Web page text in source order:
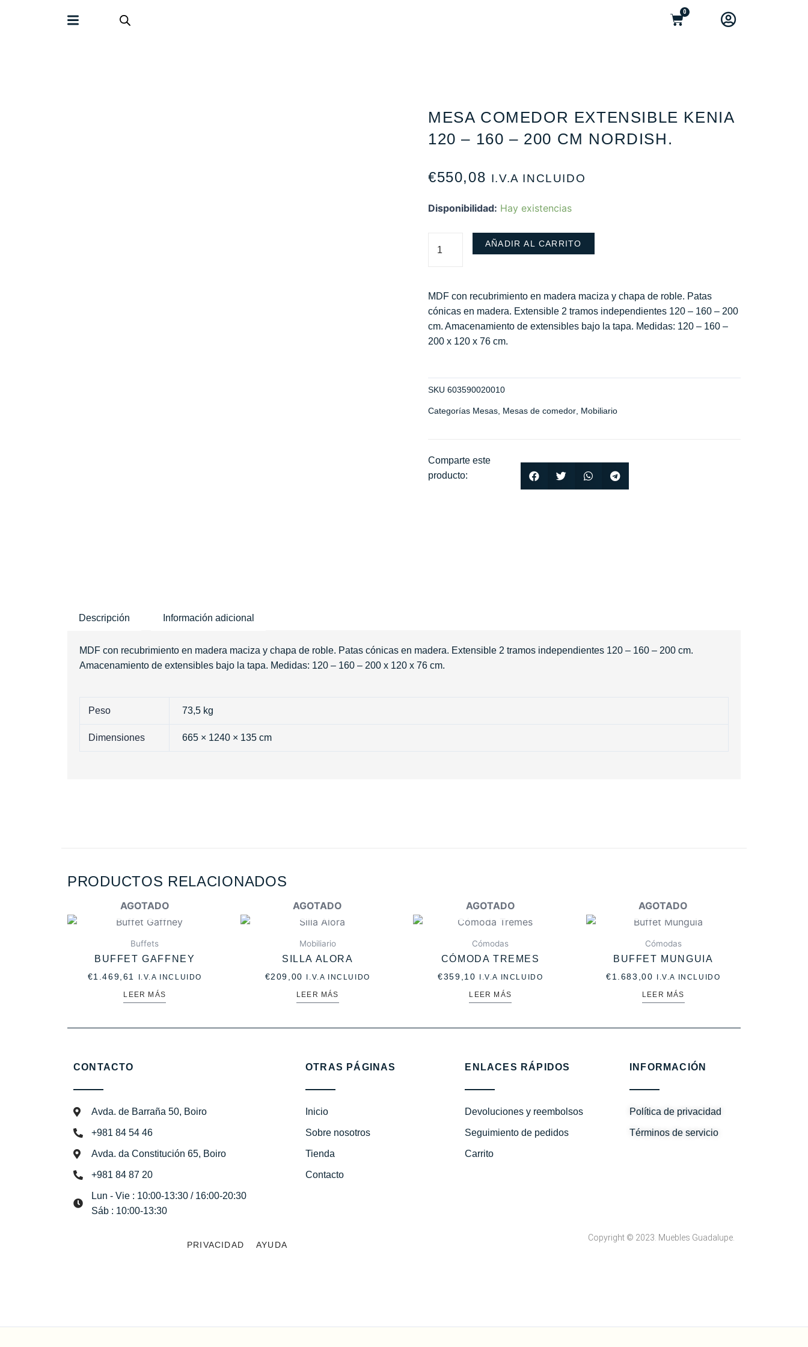
0
MESA COMEDOR EXTENSIBLE KENIA
120 – 160 – 200 CM NORDISH.
€550,08 I.V.A INCLUIDO
Disponibilidad: Hay existencias
AÑADIR AL CARRITO
MDF con recubrimiento en madera maciza y chapa de roble. Patas
cónicas en madera. Extensible 2 tramos independientes 120 – 160 – 200
cm. Amacenamiento de extensibles bajo la tapa. Medidas: 120 – 160 –
200 x 120 x 76 cm.
SKU 603590020010
Categorías Mesas Mesas de comedor Mobiliario
Comparte este
producto:
Descripción Información adicional
MDF con recubrimiento en madera maciza y chapa de roble. Patas cónicas en madera. Extensible 2 tramos independientes 120 – 160 – 200 cm.
Amacenamiento de extensibles bajo la tapa. Medidas: 120 – 160 – 200 x 120 x 76 cm.
Peso 73,5 kg
Dimensiones 665 × 1240 × 135 cm
PRODUCTOS RELACIONADOS
AGOTADO
Buffets
BUFFET GAFFNEY
€1.469,61 I.V.A INCLUIDO
LEER MÁS
AGOTADO
Mobiliario
SILLA ALORA
€209,00 I.V.A INCLUIDO
LEER MÁS
AGOTADO
Cómodas
CÓMODA TREMES
€359,10 I.V.A INCLUIDO
LEER MÁS
AGOTADO
Cómodas
BUFFET MUNGUIA
€1.683,00 I.V.A INCLUIDO
LEER MÁS
CONTACTO
Avda. de Barraña 50, Boiro
+981 84 54 46
Avda. da Constitución 65, Boiro
+981 84 87 20
Lun - Vie : 10:00-13:30 / 16:00-20:30
Sáb : 10:00-13:30
OTRAS PÁGINAS
Inicio
Sobre nosotros
Tienda
Contacto
ENLACES RÁPIDOS
Devoluciones y reembolsos
Seguimiento de pedidos
Carrito
INFORMACIÓN
Política de privacidad
Términos de servicio
PRIVACIDAD AYUDA
Copyright © 2023. Muebles Guadalupe.